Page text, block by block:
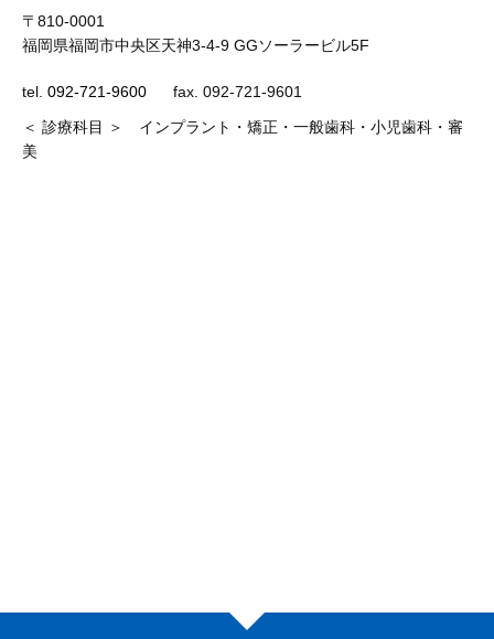
〒810-0001
福岡県福岡市中央区天神3-4-9 GGソーラービル5F
tel. 092-721-9600
fax. 092-721-9601
＜ 診療科目 ＞ インプラント・矯正・一般歯科・小児歯科・審
美